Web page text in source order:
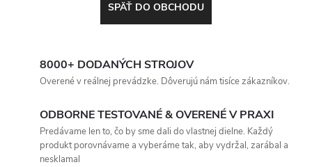
SPÄŤ DO OBCHODU
8000+ DODANÝCH STROJOV
Overené v reálnej prevádzke. Dôverujú nám tisíce zákazníkov.
ODBORNE TESTOVANÉ & OVERENÉ V PRAXI
Predávame len to, čo by sme dali do vlastnej dielne. Každý
produkt porovnávame a vyberáme tak, aby vydržal, zarábal a
nesklamal